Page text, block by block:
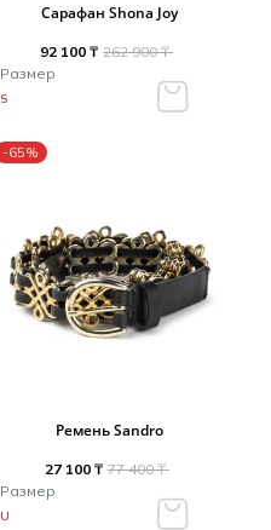
Сарафан Shona Joy
92 100 ₸ 262 900 ₸
Размер
S
-65%
Ремень Sandro
27 100 ₸ 77 400 ₸
Размер
U